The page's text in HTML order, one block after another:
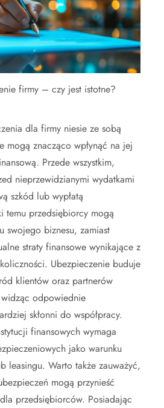
firmy – czy jest istotne?
dla firmy niesie ze sobą
mogą znacząco wpłynąć na jej
Przede wszystkim,
nieprzewidzianymi wydatkami
szkód lub wypłatą
temu przedsiębiorcy mogą
swojego biznesu, zamiast
straty finansowe wynikające z
Ubezpieczenie buduje
klientów oraz partnerów
odpowiednie
skłonni do współpracy.
finansowych wymaga
jako warunku
leasingu. Warto także zauważyć,
mogą przynieść
przedsiębiorców. Posiadając